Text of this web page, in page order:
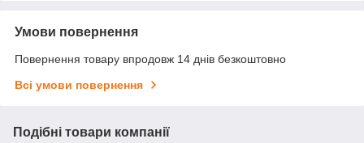
Умови повернення
Повернення товару впродовж 14 днів безкоштовно
Всі умови повернення
Подібні товари компанії